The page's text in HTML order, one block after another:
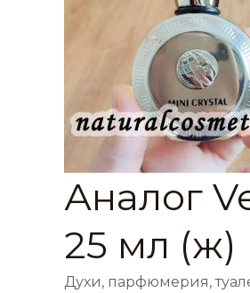
Аналог
25 мл (ж)
Духи, парфюмерия,